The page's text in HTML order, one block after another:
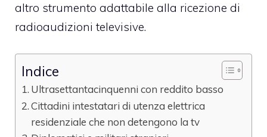
altro strumento adattabile alla ricezione di
radioaudizioni televisive.
Indice
Ultrasettantacinquenni con reddito basso
Cittadini intestatari di utenza elettrica
residenziale che non detengono la tv